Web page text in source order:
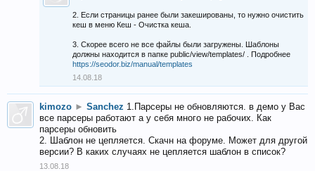
2. Если страницы ранее были закешированы, то нужно очистить
кеш в меню Кеш - Очистка кеша.
3. Скорее всего не все файлы были загружены. Шаблоны
должны находится в папке public/view/templates/ . Подробнее
https://seodor.biz/manual/templates
14.08.18
kimozo ► Sanchez 1.Парсеры не обновляются. в демо у Вас
все парсеры работают а у себя много не рабочих. Как
парсеры обновить
2. Шаблон не цепляется. Скачн на форуме. Может для другой
версии? В каких случаях не цепляется шаблон в список?
13.08.18